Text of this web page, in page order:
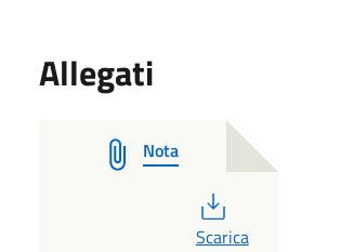
Allegati
Nota
PDF
Scarica